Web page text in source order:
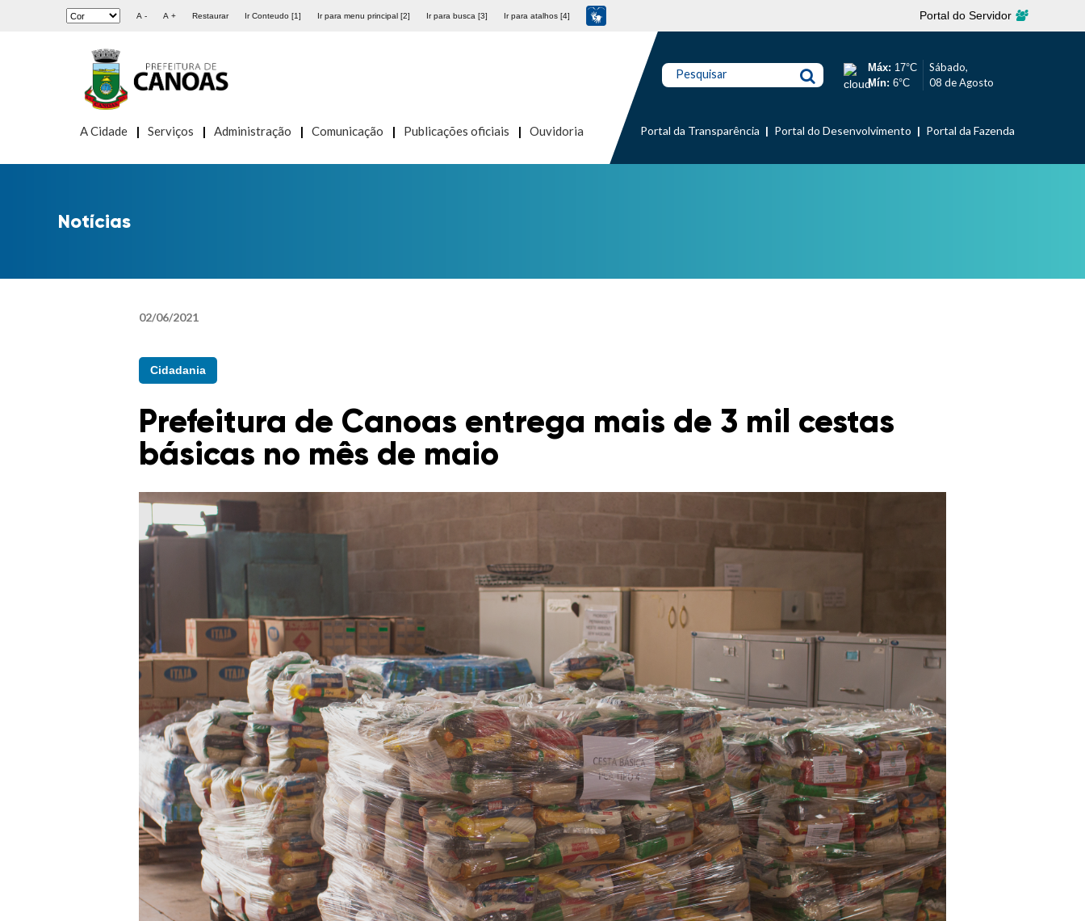
A - A + Restaurar Ir Conteudo [1] Ir para menu principal [2] Ir para busca [3] Ir para atalhos [4] Portal do Servidor
A Cidade Serviços Administração Comunicação Publicações oficiais Ouvidoria
Pesquisar Máx: 17°C
Mín: 6°C
Sábado,
08 de Agosto
Portal da Transparência Portal do Desenvolvimento Portal da Fazenda
Notícias
02/06/2021
Cidadania
Prefeitura de Canoas entrega mais de 3 mil cestas
básicas no mês de maio